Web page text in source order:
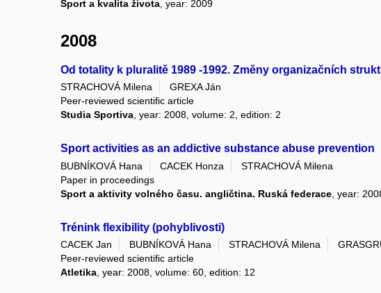
Sport a kvalita života , year: 2009
2008
Od totality k pluralitě 1989 -1992. Změny organizačních
STRACHOVÁ Milena
GREXA Ján
Peer-reviewed scientific article
Studia Sportiva, year: 2008, volume: 2, edition: 2
Sport activities as an addictive substance abuse prevention
BUBNÍKOVÁ Hana CACEK Honza
STRACHOVÁ Milena
Paper in proceedings
Sport a aktivity volného času. angličtina. Ruská federace , year:
Trénink flexibility (pohyblivosti)
CACEK Jan BUBNÍKOVÁ Hana STRACHOVÁ Milena
Peer-reviewed scientific article
Atletika , year: 2008, volume: 60, edition: 12